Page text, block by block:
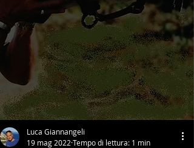
Luca Giannangeli
19 mag 2022 Tempo di lettura: 1 min